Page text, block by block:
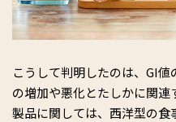
こうして判明したのは、GI
の増加や悪化とたしかに関
製品に関しては、西洋型の食